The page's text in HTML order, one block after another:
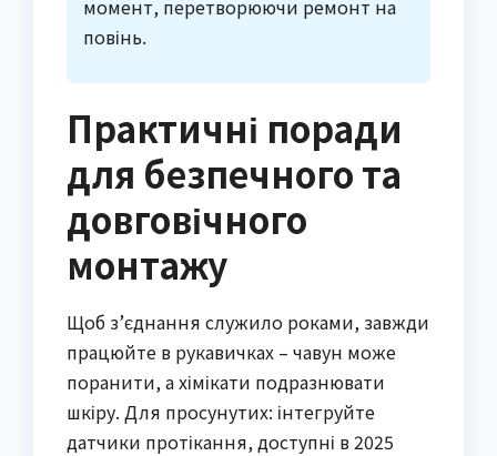
момент, перетворюючи ремонт на
повінь.
Практичні поради
для безпечного та
довговічного
монтажу
Щоб з’єднання служило роками, завжди
працюйте в рукавичках – чавун може
поранити, а хімікати подразнювати
шкіру. Для просунутих: інтегруйте
датчики протікання, доступні в 2025